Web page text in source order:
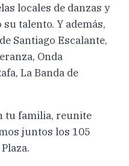
locales de danzas y
talento. Y además,
Santiago Escalante,
Onda
La Banda de
tu familia, reunite
juntos los 105